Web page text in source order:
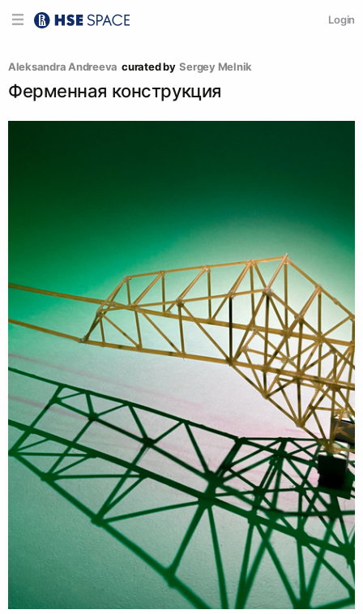
Login
Aleksandra Andreeva curated by Sergey Melnik
Ферменная конструкция